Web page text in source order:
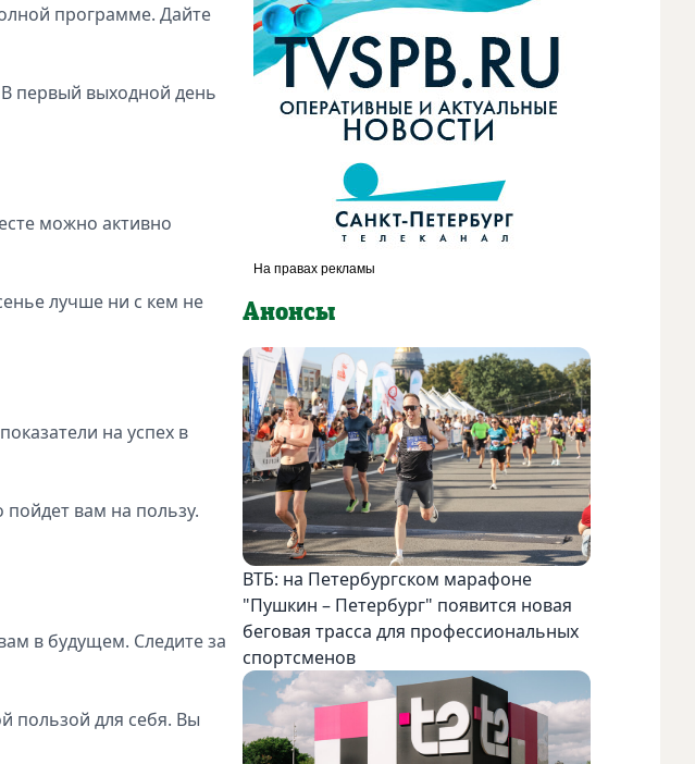
программе. Дайте
В первый выходной день
можно активно
лучше ни с кем не
на успех в
пойдет вам на пользу.
в будущем. Следите за
пользой для себя. Вы
Анонсы
ВТБ: на Петербургском марафоне
"Пушкин – Петербург" появится новая
беговая трасса для профессиональных
спортсменов